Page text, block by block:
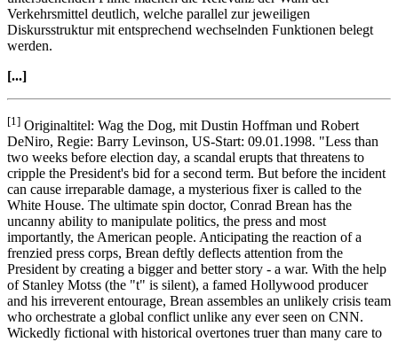
Verkehrsmittel deutlich, welche parallel zur jeweiligen
Diskursstruktur mit entsprechend wechselnden Funktionen belegt
werden.
[...]
[1] Originaltitel: Wag the Dog, mit Dustin Hoffman und Robert
DeNiro, Regie: Barry Levinson, US-Start: 09.01.1998. "Less than
two weeks before election day, a scandal erupts that threatens to
cripple the President's bid for a second term. But before the incident
can cause irreparable damage, a mysterious fixer is called to the
White House. The ultimate spin doctor, Conrad Brean has the
uncanny ability to manipulate politics, the press and most
importantly, the American people. Anticipating the reaction of a
frenzied press corps, Brean deftly deflects attention from the
President by creating a bigger and better story - a war. With the help
of Stanley Motss (the "t" is silent), a famed Hollywood producer
and his irreverent entourage, Brean assembles an unlikely crisis team
who orchestrate a global conflict unlike any ever seen on CNN.
Wickedly fictional with historical overtones truer than many care to